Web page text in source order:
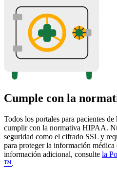
Cumple con la
Todos los portales para pacientes
cumplir con la normativa HIPAA.
seguridad como el cifrado SSL y
para proteger la información médica
información adicional, consulte la
™.